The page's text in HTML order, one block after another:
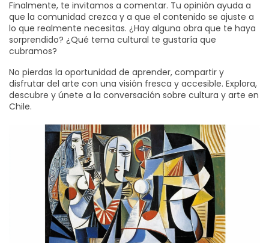
Finalmente, te invitamos a comentar. Tu opinión ayuda a
que la comunidad crezca y a que el contenido se ajuste a
lo que realmente necesitas. ¿Hay alguna obra que te haya
sorprendido? ¿Qué tema cultural te gustaría que
cubramos?
No pierdas la oportunidad de aprender, compartir y
disfrutar del arte con una visión fresca y accesible. Explora,
descubre y únete a la conversación sobre cultura y arte en
Chile.